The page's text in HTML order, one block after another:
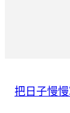
把日子慢